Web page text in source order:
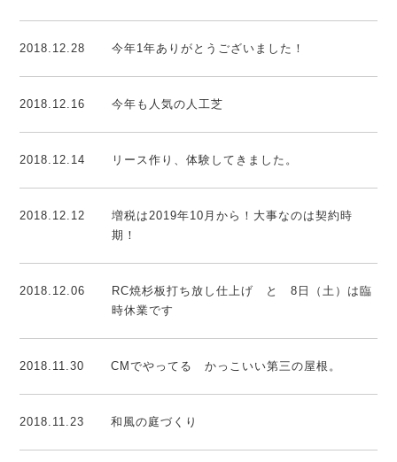
2018.12.28 今年1年ありがとうございました！
2018.12.16 今年も人気の人工芝
2018.12.14 リース作り、体験してきました。
2018.12.12
増税は2019年10月から！大事なのは契約時
期！
2018.12.06
RC焼杉板打ち放し仕上げ と 8日（土）は臨
時休業です
2018.11.30 CMでやってる かっこいい第三の屋根。
2018.11.23 和風の庭づくり